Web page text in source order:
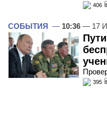
406
СОБЫТИЯ — 10:36 — 17
395